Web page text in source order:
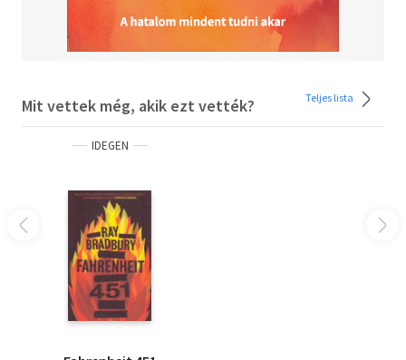
Mit vettek még, akik ezt vették? Teljes lista
IDEGEN